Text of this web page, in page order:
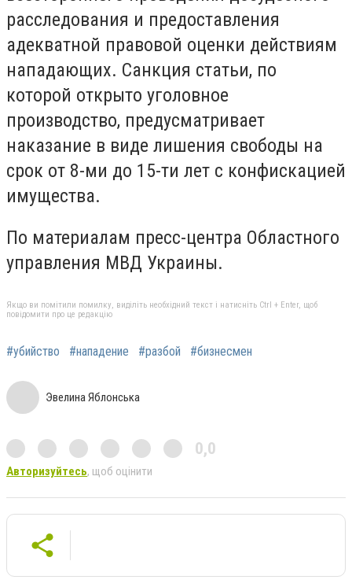
расследования и предоставления
адекватной правовой оценки действиям
нападающих. Санкция статьи, по
которой открыто уголовное
производство, предусматривает
наказание в виде лишения свободы на
срок от 8-ми до 15-ти лет с конфискацией
имущества.
По материалам пресс-центра Областного
управления МВД Украины.
Якщо ви помітили помилку, виділіть необхідний текст і натисніть Ctrl + Enter, щоб
повідомити про це редакцію
#убийство #нападение #разбой #бизнесмен
Эвелина Яблонська
0,0
Авторизуйтесь, щоб оцінити